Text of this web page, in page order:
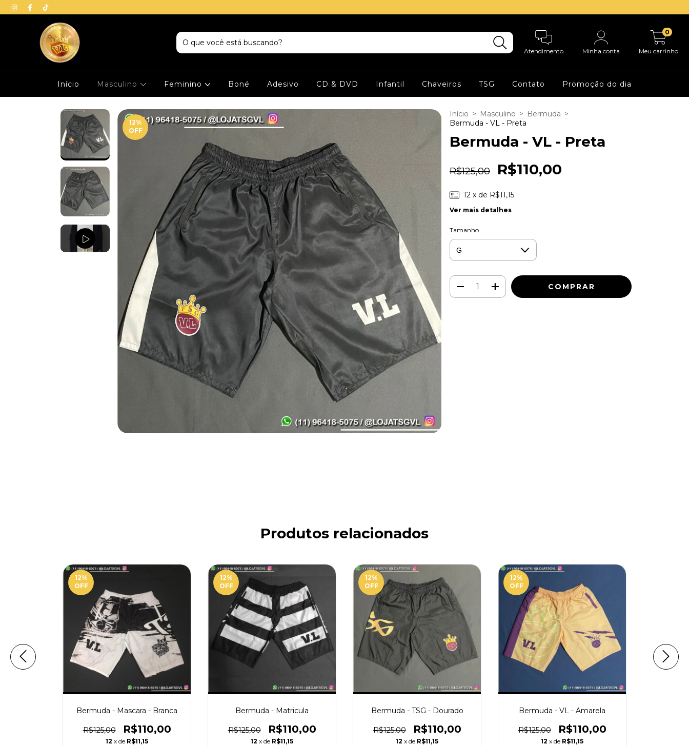
Atendimento Minha conta Meu carrinho
0
Início Masculino Feminino Boné Adesivo CD & DVD Infantil Chaveiros TSG Contato Promoção do dia
12%
OFF
Início > Masculino > Bermuda >
Bermuda - VL - Preta
Bermuda - VL - Preta
R$125,00 R$110,00
12 x de R$11,15
Ver mais detalhes
Tamanho
Produtos relacionados
12%
OFF
Bermuda - Mascara - Branca
R$125,00 R$110,00
12 x de R$11,15
12%
OFF
Bermuda - Matricula
R$125,00 R$110,00
12 x de R$11,15
12%
OFF
Bermuda - TSG - Dourado
R$125,00 R$110,00
12 x de R$11,15
12%
OFF
Bermuda - VL - Amarela
R$125,00 R$110,00
12 x de R$11,15